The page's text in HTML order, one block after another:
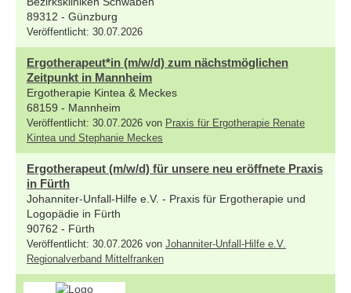
89312 - Günzburg
Veröffentlicht: 30.07.2026
Ergotherapeut*in (m/w/d) zum nächstmöglichen
Zeitpunkt in Mannheim
Ergotherapie Kintea & Meckes
68159 - Mannheim
Veröffentlicht: 30.07.2026 von Praxis für Ergotherapie Renate
Kintea und Stephanie Meckes
Ergotherapeut (m/w/d) für unsere neu eröffnete Praxis
in Fürth
Johanniter-Unfall-Hilfe e.V. - Praxis für Ergotherapie und
Logopädie in Fürth
90762 - Fürth
Veröffentlicht: 30.07.2026 von Johanniter-Unfall-Hilfe e.V.
Regionalverband Mittelfranken